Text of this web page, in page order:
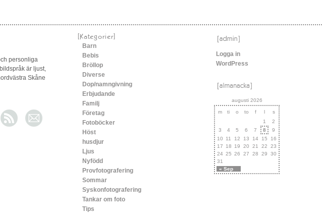
personliga
är ljust,
Skåne
[Kategorier]
Barn
Bebis
Bröllop
Diverse
Dop/namngivning
Erbjudande
Familj
Företag
Fotoböcker
Höst
husdjur
Ljus
Nyfödd
Provfotografering
Sommar
Syskonfotografering
Tankar om foto
Tips
Logga in
WordPress
augusti 2026
m ti o to f l s
« Sep
1
2
3
4 5 6 7 8
9
10
11 12 13 14 15
16
17
18 19 20 21 22
23
24 25 26 27 28 29
30
31